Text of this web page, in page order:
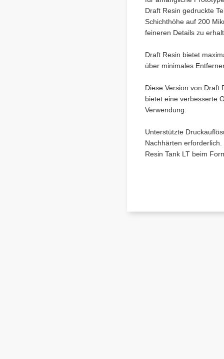
Draft Resin gedruckte
Schichthöhe auf 200
feineren Details zu
Draft Resin bietet
über minimales
Diese Version von
bietet eine verbesserte
Verwendung.
Unterstützte
Nachhärten erforderlich.
Resin Tank LT beim